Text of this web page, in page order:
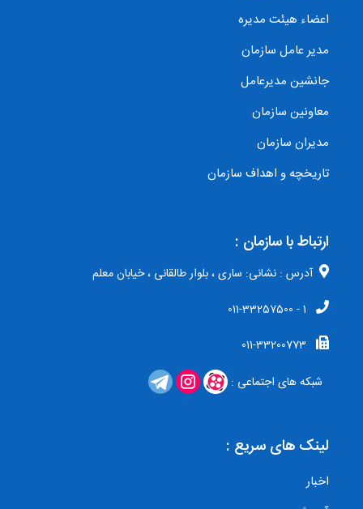
اعضاء هیئت مدیره
مدیر عامل سازمان
جانشین مدیرعامل
معاونین سازمان
مدیران سازمان
تاریخچه و اهداف سازمان
لینک های سریع :
اخبار
ارتباط با سازمان :
آدرس : نشانی: ساری ، بلوار طالقانی ، خیابان معلم
1 - 011-33257500
011-33200773
شبکه های اجتماعی :